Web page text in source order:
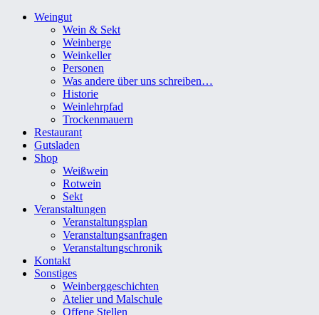
Weingut
Wein & Sekt
Weinberge
Weinkeller
Personen
Was andere über uns schreiben…
Historie
Weinlehrpfad
Trockenmauern
Restaurant
Gutsladen
Shop
Weißwein
Rotwein
Sekt
Veranstaltungen
Veranstaltungsplan
Veranstaltungsanfragen
Veranstaltungschronik
Kontakt
Sonstiges
Weinberggeschichten
Atelier und Malschule
Offene Stellen